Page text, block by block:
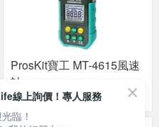
ProsKit寶工 MT-4615風速
計
$1800
線上詢價！專人服務
臨！